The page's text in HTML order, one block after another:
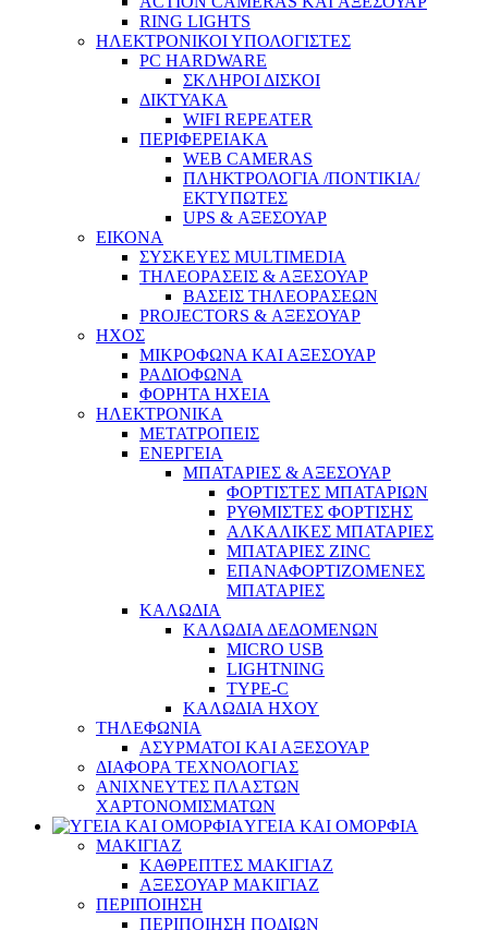
RING LIGHTS
ΗΛΕΚΤΡΟΝΙΚΟΙ ΥΠΟΛΟΓΙΣΤΕΣ
PC HARDWARE
ΣΚΛΗΡΟΙ ΔΙΣΚΟΙ
ΔΙΚΤΥΑΚΑ
WIFI REPEATER
ΠΕΡΙΦΕΡΕΙΑΚΑ
WEB CAMERAS
ΠΛΗΚΤΡΟΛΟΓΙΑ /ΠΟΝΤΙΚΙΑ/
ΕΚΤΥΠΩΤΕΣ
UPS & ΑΞΕΣΟΥΑΡ
ΕΙΚΟΝΑ
ΣΥΣΚΕΥΕΣ MULTIMEDIA
ΤΗΛΕΟΡΑΣΕΙΣ & ΑΞΕΣΟΥΑΡ
ΒΑΣΕΙΣ ΤΗΛΕΟΡΑΣΕΩΝ
PROJECTORS & ΑΞΕΣΟΥΑΡ
ΗΧΟΣ
ΜΙΚΡΟΦΩΝΑ ΚΑΙ ΑΞΕΣΟΥΑΡ
ΡΑΔΙΟΦΩΝΑ
ΦΟΡΗΤΑ ΗΧΕΙΑ
ΗΛΕΚΤΡΟΝΙΚΑ
ΜΕΤΑΤΡΟΠΕΙΣ
ΕΝΕΡΓΕΙΑ
ΜΠΑΤΑΡΙΕΣ & ΑΞΕΣΟΥΑΡ
ΦΟΡΤΙΣΤΕΣ ΜΠΑΤΑΡΙΩΝ
ΡΥΘΜΙΣΤΕΣ ΦΟΡΤΙΣΗΣ
ΑΛΚΑΛΙΚΕΣ ΜΠΑΤΑΡΙΕΣ
ΜΠΑΤΑΡΙΕΣ ZINC
ΕΠΑΝΑΦΟΡΤΙΖΟΜΕΝΕΣ
ΜΠΑΤΑΡΙΕΣ
ΚΑΛΩΔΙΑ
ΚΑΛΩΔΙΑ ΔΕΔΟΜΕΝΩΝ
MICRO USB
LIGHTNING
TYPE-C
ΚΑΛΩΔΙΑ ΗΧΟΥ
ΤΗΛΕΦΩΝΙΑ
ΑΣΥΡΜΑΤΟΙ ΚΑΙ ΑΞΕΣΟΥΑΡ
ΔΙΑΦΟΡΑ ΤΕΧΝΟΛΟΓΙΑΣ
ΑΝΙΧΝΕΥΤΕΣ ΠΛΑΣΤΩΝ
ΧΑΡΤΟΝΟΜΙΣΜΑΤΩΝ
ΥΓΕΙΑ ΚΑΙ ΟΜΟΡΦΙΑ
ΜΑΚΙΓΙΑΖ
ΚΑΘΡΕΠΤΕΣ ΜΑΚΙΓΙΑΖ
ΑΞΕΣΟΥΑΡ ΜΑΚΙΓΙΑΖ
ΠΕΡΙΠΟΙΗΣΗ
ΠΕΡΙΠΟΙΗΣΗ ΠΟΔΙΩΝ